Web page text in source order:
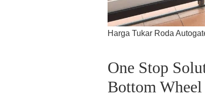
Harga Tukar Roda
One Stop
Bottom